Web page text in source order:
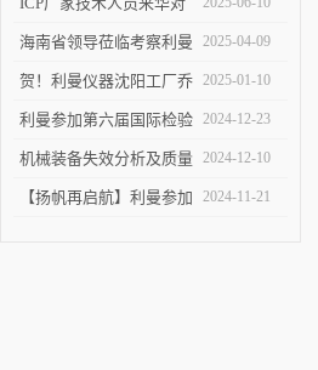
利曼进行培训
海南省领导莅临考察利曼
仪器沈阳工厂
2025-04-09
贺！利曼仪器沈阳工厂乔
迁新址
2025-01-10
利曼参加第六届国际检验
检测技术与装备博览会
2024-12-23
机械装备失效分析及质量
改进技术交流会在陕举办
2024-12-10
【扬帆再启航】利曼参加 2024-11-21